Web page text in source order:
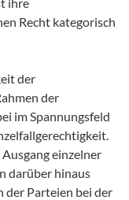
Recht kategorisch
der
der
im Spannungsfeld
einzelner
darüber hinaus
der Parteien bei der